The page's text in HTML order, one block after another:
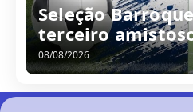
Seleção
terceiro
08/08/2026